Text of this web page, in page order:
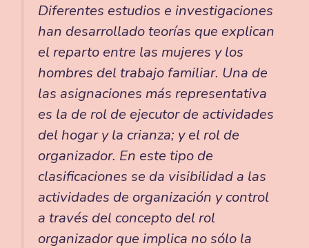
Diferentes estudios e investigaciones
han desarrollado teorías que explican
el reparto entre las mujeres y los
hombres del trabajo familiar. Una de
las asignaciones más representativa
es la de rol de ejecutor de actividades
del hogar y la crianza; y el rol de
organizador. En este tipo de
clasificaciones se da visibilidad a las
actividades de organización y control
a través del concepto del rol
organizador que implica no sólo la